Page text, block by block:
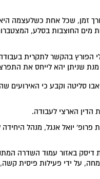
זמן, שכל אחת כשלעצמה היא
מים החוצבות בסלע,
הפורץ בהקשר לתקרית
שניתן יהא לייחס את
סליטה וקבע כי האירועים
הדין הארצי לעבודה.
פרופ' יואל אנגל, מנהל
דיסק באזור עמוד השדרה
על ידי פעילות פיסית